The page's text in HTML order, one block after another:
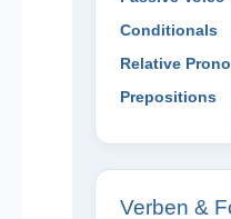
Conditionals
Relative
Prepositions
Verben &